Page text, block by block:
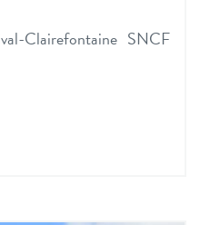
Clairefontaine SNCF